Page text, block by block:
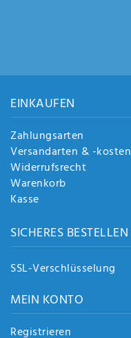
EINKAUFEN
Zahlungsarten
Versandarten & -kosten
Widerrufsrecht
Warenkorb
Kasse
SICHERES BESTELLEN
SSL-Verschlüsselung
MEIN KONTO
Registrieren